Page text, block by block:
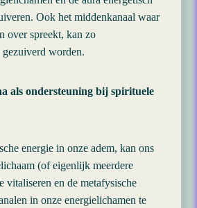
Ook het middenkanaal waar
over spreekt, kan zo
gezuiverd worden.
als ondersteuning bij spirituele
energie in onze adem, kan ons
(of eigenlijk meerdere
vitaliseren en de metafysische
in onze energielichamen te